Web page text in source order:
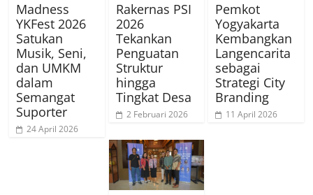
Madness
YKFest 2026
Satukan
Musik, Seni,
dan UMKM
dalam
Semangat
Suporter
24 April 2026
Rakernas PSI
2026
Tekankan
Penguatan
Struktur
hingga
Tingkat Desa
2 Februari 2026
Pemkot
Yogyakarta
Kembangkan
Langencarita
sebagai
Strategi City
Branding
11 April 2026